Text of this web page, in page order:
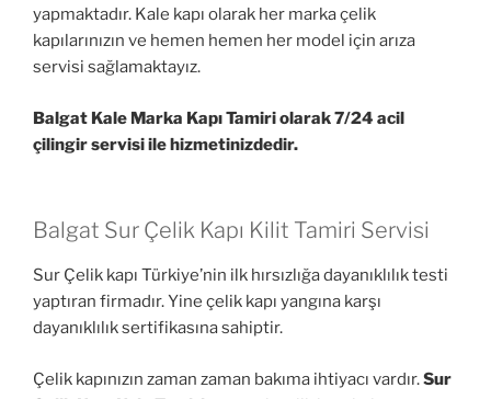
yapmaktadır. Kale kapı olarak her marka çelik
kapılarınızın ve hemen hemen her model için arıza
servisi sağlamaktayız.
Balgat Kale Marka Kapı Tamiri olarak 7/24 acil
çilingir servisi ile hizmetinizdedir.
Balgat Sur Çelik Kapı Kilit Tamiri Servisi
Sur Çelik kapı Türkiye’nin ilk hırsızlığa dayanıklılık testi
yaptıran firmadır. Yine çelik kapı yangına karşı
dayanıklılık sertifikasına sahiptir.
Çelik kapınızın zaman zaman bakıma ihtiyacı vardır.Sur